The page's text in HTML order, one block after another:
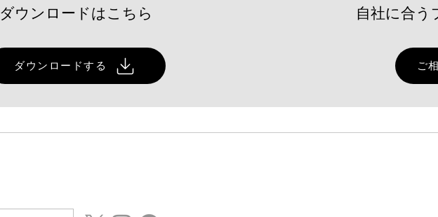
​ダウンロードはこちら
ダウンロードする
自社に合う
ご